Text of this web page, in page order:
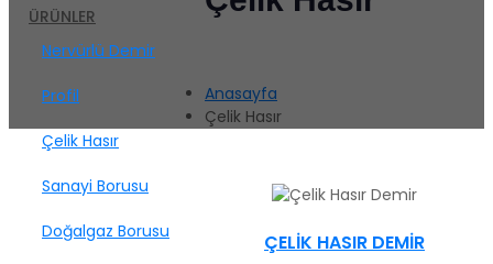
ÜRÜNLER
Nervürlü Demir
Profil
Çelik Hasır
Sanayi Borusu
Doğalgaz Borusu
Anasayfa
Çelik Hasır
ÇELIK HASIR DEMIR